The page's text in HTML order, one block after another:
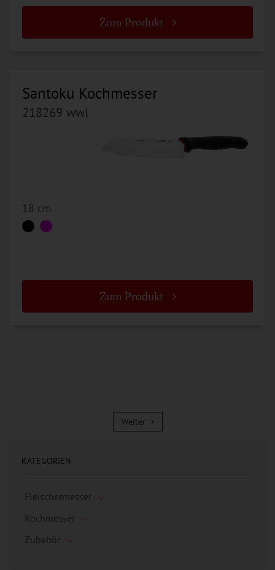
Zum Produkt
Santoku Kochmesser
218269 wwl
18 cm
Zum Produkt
Weiter Weiter
KATEGORIEN
Fleischermesser
Kochmesser
Zubehör